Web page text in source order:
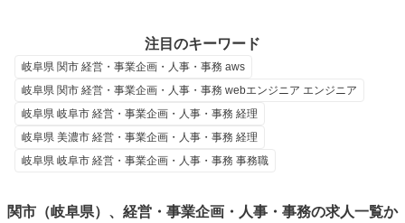
注目のキーワード
岐阜県 関市 経営・事業企画・人事・事務 aws
岐阜県 関市 経営・事業企画・人事・事務 webエンジニア エンジニア
岐阜県 岐阜市 経営・事業企画・人事・事務 経理
岐阜県 美濃市 経営・事業企画・人事・事務 経理
岐阜県 岐阜市 経営・事業企画・人事・事務 事務職
関市（岐阜県）、経営・事業企画・人事・事務の求人一覧か